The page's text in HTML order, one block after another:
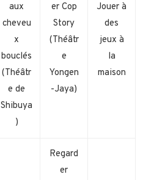
aux
cheveu
x
bouclés
(Théâtr
e de
Shibuya
)
er Cop
Story
(Théâtr
e
Yongen
-Jaya)
Jouer à
des
jeux à
la
maison
Regard
er